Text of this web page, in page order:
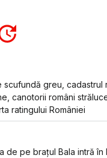
scufundă greu, cadastrul
canotorii români
ratingului României
de pe brațul Bala intră în